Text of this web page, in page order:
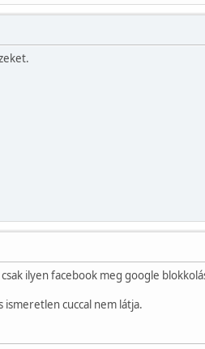
ilyen facebook meg google
ismeretlen cuccal nem látja.